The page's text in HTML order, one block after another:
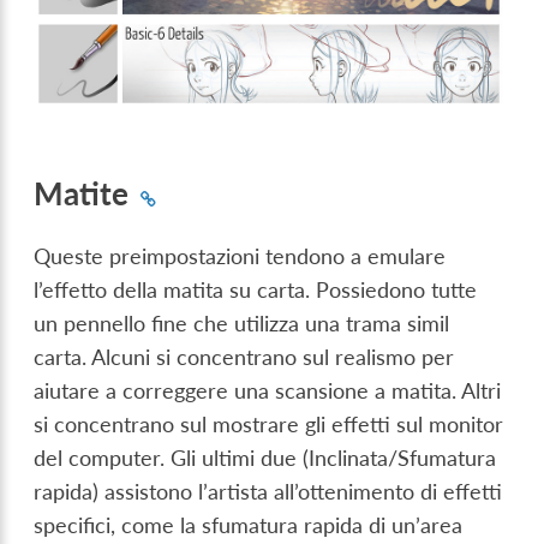
Matite
Queste preimpostazioni tendono a emulare
l’effetto della matita su carta. Possiedono tutte
un pennello fine che utilizza una trama simil
carta. Alcuni si concentrano sul realismo per
aiutare a correggere una scansione a matita. Altri
si concentrano sul mostrare gli effetti sul monitor
del computer. Gli ultimi due (Inclinata/Sfumatura
rapida) assistono l’artista all’ottenimento di effetti
specifici, come la sfumatura rapida di un’area